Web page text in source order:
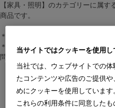
【家具・照明】のカテゴリーに属
商品です。
＊絞り込み機能で商品検索すること
＊全店舗で在庫を共有しておりま
問い合わせください。
当サイトではクッキーを使用し
当社では、ウェブサイトでの
たコンテンツや広告のご提供
めにクッキーを使用していま
これらの利用条件に同意したも